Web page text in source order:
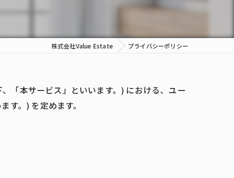
株式会社Value Estate プライバシーポリシー
「本サービス」といいます。) における、ユー
す。) を定めます。